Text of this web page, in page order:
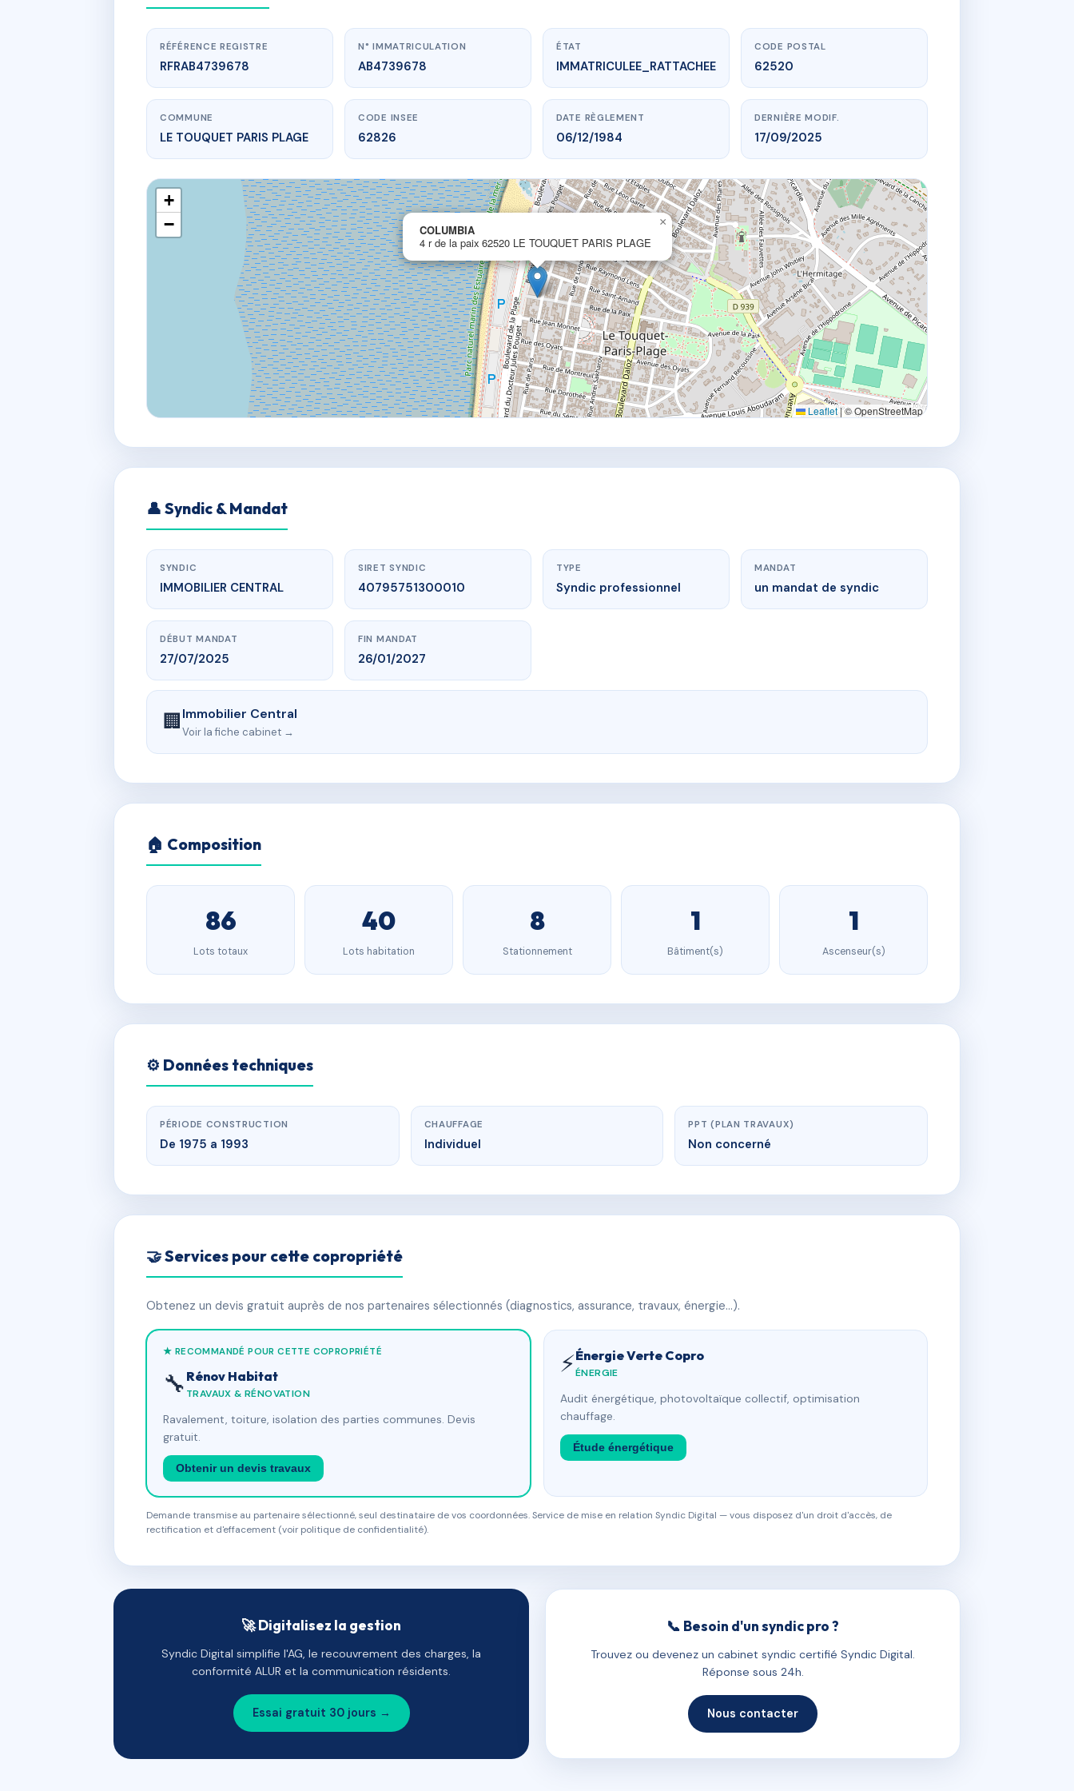
www.vme.plus/AB4739678
COLUMBIA
4 r de la paix62520 LE TOUQUET PARIS PLAGE
RÉFÉRENCE REGISTRE
RFRAB4739678
N° IMMATRICULATION
AB4739678
ÉTAT
IMMATRICULEE_RATTACHEE
CODE POSTAL
62520
COMMUNE
LE TOUQUET PARIS PLAGE
CODE INSEE
62826
DATE RÈGLEMENT
06/12/1984
DERNIÈRE MODIF.
17/09/2025
COLUMBIA
4 r de la paix 62520 LE TOUQUET PARIS PLAGE
×
+
−
Leaflet|© OpenStreetMap
👤 Syndic & Mandat
SYNDIC
IMMOBILIER CENTRAL
SIRET SYNDIC
40795751300010
TYPE
Syndic professionnel
MANDAT
un mandat de syndic
DÉBUT MANDAT
27/07/2025
FIN MANDAT
26/01/2027
🏢Immobilier Central
Voir la fiche cabinet →
🏠 Composition
86
Lots totaux
40
Lots habitation
8
Stationnement
1
Bâtiment(s)
1
Ascenseur(s)
⚙️ Données techniques
PÉRIODE CONSTRUCTION
De 1975 a 1993
CHAUFFAGE
Individuel
PPT (PLAN TRAVAUX)
Non concerné
🤝 Services pour cette copropriété
Obtenez un devis gratuit auprès de nos partenaires sélectionnés (diagnostics, assurance, travaux, énergie…).
★ RECOMMANDÉ POUR CETTE COPROPRIÉTÉ
🔧 Rénov Habitat
TRAVAUX & RÉNOVATION
Ravalement, toiture, isolation des parties communes. Devis
gratuit.
Obtenir un devis travaux
⚡Énergie Verte Copro
ÉNERGIE
Audit énergétique, photovoltaïque collectif, optimisation
chauffage.
Étude énergétique
Demande transmise au partenaire sélectionné, seul destinataire de vos coordonnées. Service de mise en relation Syndic Digital — vous disposez d'un droit d'accès, de
rectification et d'effacement (voir politique de confidentialité).
🚀 Digitalisez la gestion
Syndic Digital simplifie l'AG, le recouvrement des charges, la
conformité ALUR et la communication résidents.
Essai gratuit 30 jours →
📞 Besoin d'un syndic pro ?
Trouvez ou devenez un cabinet syndic certifié Syndic Digital.
Réponse sous 24h.
Nous contacter